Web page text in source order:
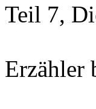
Teil 7,
Erzähler